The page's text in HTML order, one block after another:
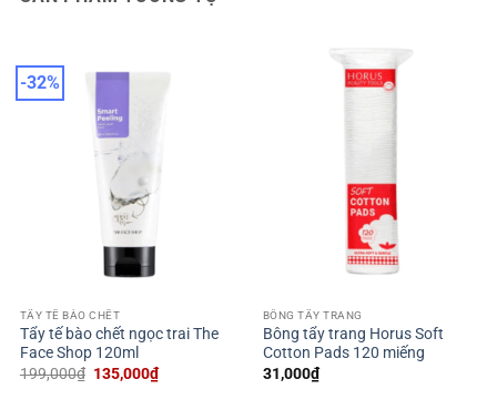
-32%
TẨY TẾ BÀO CHẾT
Tẩy tế bào chết ngọc trai The
Face Shop 120ml
199,000₫ Giá
135,000₫Giá
hiện
BÔNG TẨY TRANG
Bông tẩy trang Horus Soft
Cotton Pads 120 miếng
31,000₫